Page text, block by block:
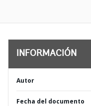
INFORMACIÓN
Autor
Fecha del documento